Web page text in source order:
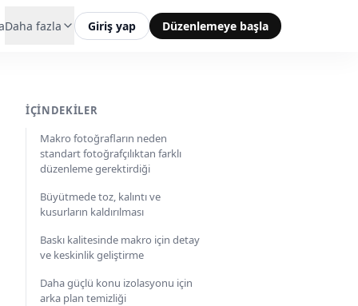
Daha fazla Giriş yap Düzenlemeye başla
İÇINDEKILER
Makro fotoğrafların neden
standart fotoğrafçılıktan farklı
düzenleme gerektirdiği
Büyütmede toz, kalıntı ve
kusurların kaldırılması
Baskı kalitesinde makro için detay
ve keskinlik geliştirme
Daha güçlü konu izolasyonu için
arka plan temizliği